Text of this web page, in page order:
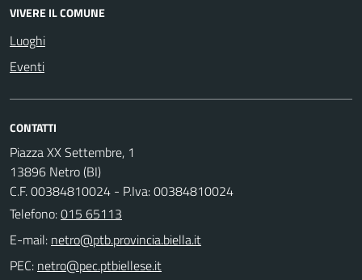
VIVERE IL COMUNE
Luoghi
Eventi
CONTATTI
Piazza XX Settembre, 1
13896 Netro (BI)
C.F. 00384810024 - P.Iva: 00384810024
Telefono:015 65113
E-mail:
PEC: